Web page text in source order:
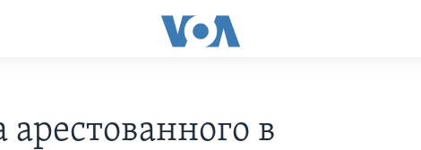
арестованного в